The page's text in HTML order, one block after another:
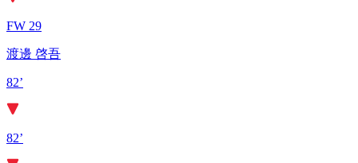
FW 29
渡邊 啓吾
82’
82’